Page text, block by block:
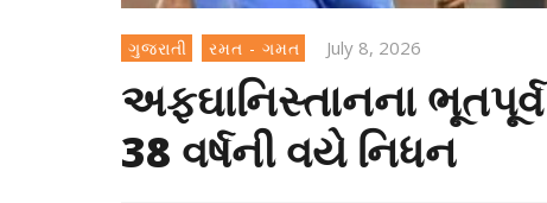
ગુજરાતી રમત - ગમત July 8, 2026
અફઘાનિસ્તાનના
38 વર્ષની વયે નિધન